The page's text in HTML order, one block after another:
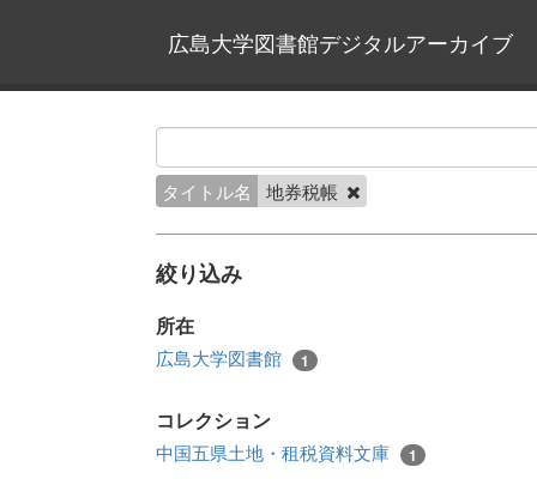
広島大学図書館デジタルアーカイブ
タイトル名 地券税帳
絞り込み
所在
広島大学図書館 1
コレクション
中国五県土地・租税資料文庫 1